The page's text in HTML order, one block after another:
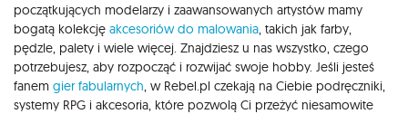
początkujących modelarzy i zaawansowanych artystów mamy
bogatą kolekcję akcesoriów do malowania, takich jak farby,
pędzle, palety i wiele więcej. Znajdziesz u nas wszystko, czego
potrzebujesz, aby rozpocząć i rozwijać swoje hobby. Jeśli jesteś
fanem gier fabularnych, w Rebel.pl czekają na Ciebie podręczniki,
systemy RPG i akcesoria, które pozwolą Ci przeżyć niesamowite